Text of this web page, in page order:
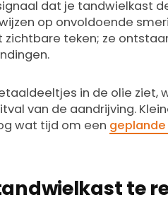
dat je tandwielkast
op onvoldoende
zichtbare teken; ze
in de olie ziet,
van de aandrijving.
wat tijd om een
te